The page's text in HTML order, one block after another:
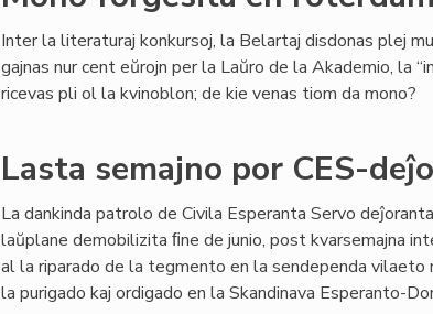
Inter la literaturaj konkursoj, la Belartaj disdonas plej
gajnas nur cent eŭrojn per la Laŭro de la Akademio, la
ricevas pli ol la kvinoblon; de kie venas tiom da mono?
Lasta semajno por CES-
La dankinda patrolo de Civila Esperanta Servo
laŭplane demobilizita ﬁne de junio, post kvarsemajna
al la riparado de la tegmento en la sendependa
la purigado kaj ordigado en la Skandinava Esperanto-